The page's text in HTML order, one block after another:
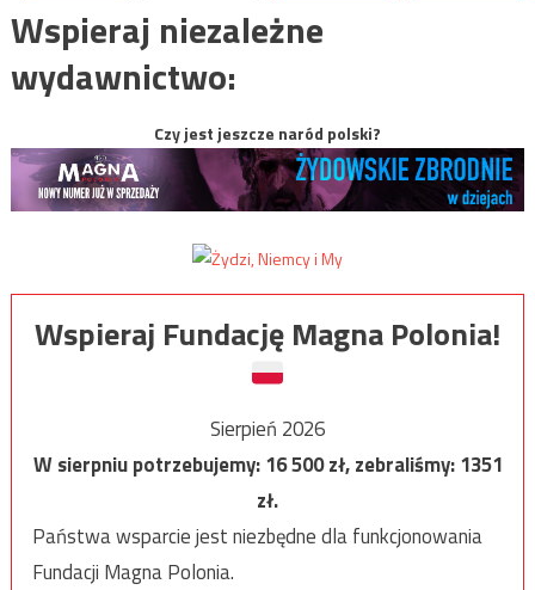
Wspieraj niezależne
wydawnictwo:
Czy jest jeszcze naród polski?
Wspieraj Fundację Magna Polonia!
Sierpień 2026
W sierpniu potrzebujemy:16 500zł, zebraliśmy:1351
zł.
Państwa wsparcie jest niezbędne dla funkcjonowania
Fundacji Magna Polonia.